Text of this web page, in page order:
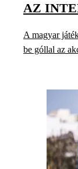
AZ
A magyar
be góllal az